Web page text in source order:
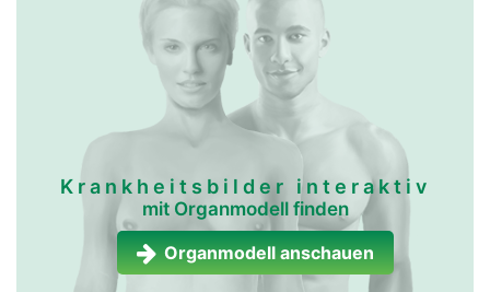
Krankheitsbilder interaktiv
mit Organmodell finden
Organmodell anschauen